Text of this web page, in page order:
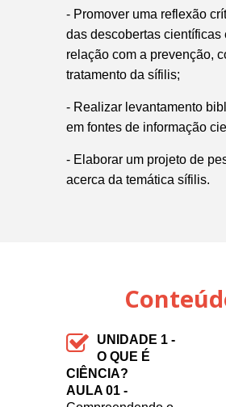
- Promover uma reflexão
das descobertas científicas
relação com a prevenção,
tratamento da sífilis;
- Realizar levantamento
em fontes de informação
- Elaborar um projeto de
acerca da temática sífilis.
UNIDADE 1 -
O QUE É
CIÊNCIA?
AULA 01 -